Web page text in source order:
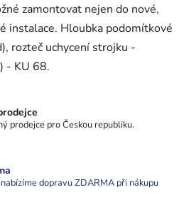
zamontovat nejen do nové,
instalace. Hloubka podomítkové
rozteč uchycení strojku -
- KU 68.
prodejce pro Českou republiku.
dopravu ZDARMA při nákupu